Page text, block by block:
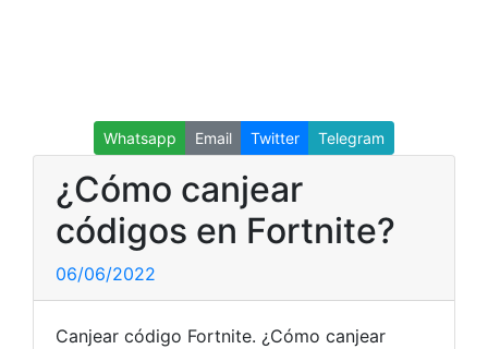
Whatsapp Email Twitter Telegram
¿Cómo canjear
códigos en Fortnite?
06/06/2022
Canjear código Fortnite. ¿Cómo canjear